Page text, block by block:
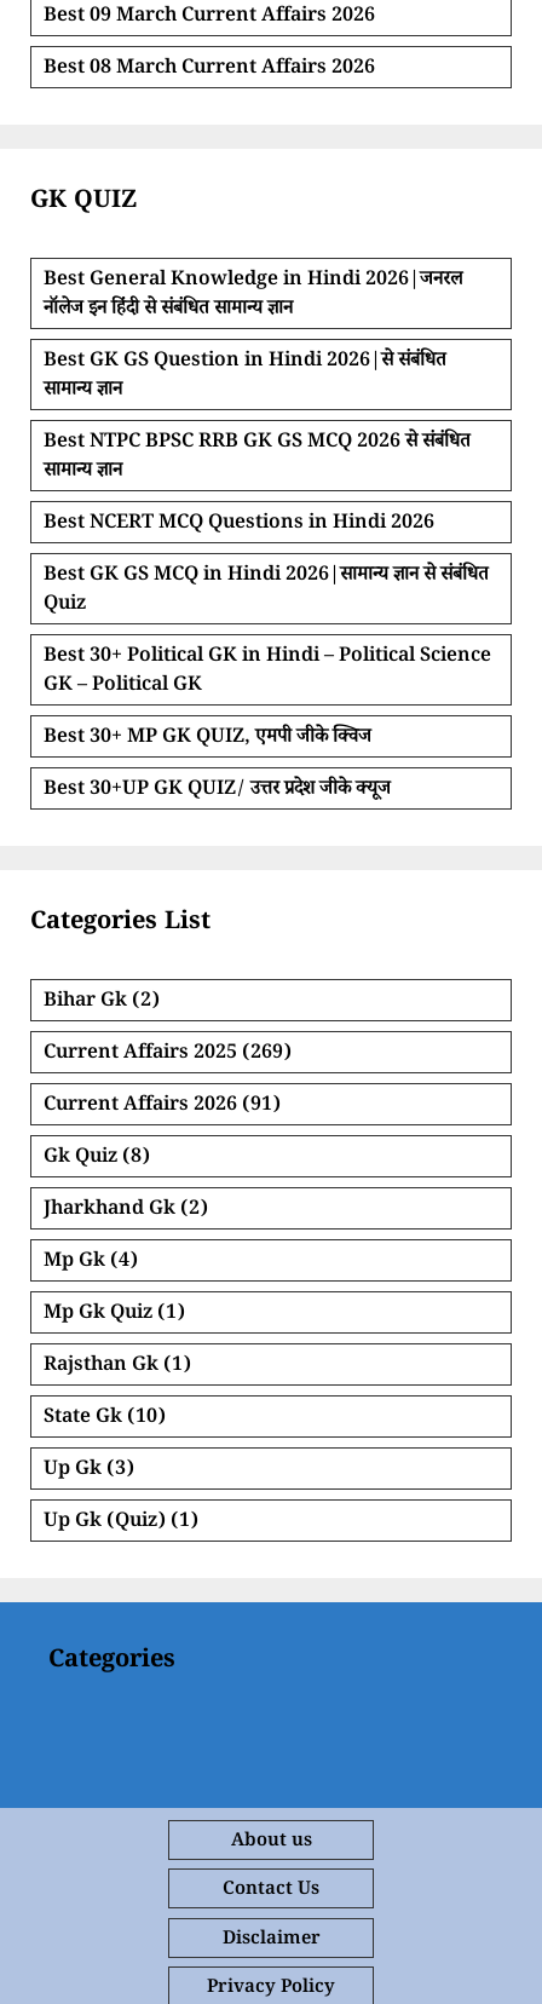
Best 09 March Current Affairs 2026
Best 08 March Current Affairs 2026
GK QUIZ
Best General Knowledge in Hindi 2026|जनरल
नॉलेज इन हिंदी से संबंधित सामान्य ज्ञान
Best GK GS Question in Hindi 2026|से संबंधित
सामान्य ज्ञान
Best NTPC BPSC RRB GK GS MCQ 2026 से संबंधित
सामान्य ज्ञान
Best NCERT MCQ Questions in Hindi 2026
Best GK GS MCQ in Hindi 2026|सामान्य ज्ञान से संबंधित
Quiz
Best 30+ Political GK in Hindi – Political Science
GK – Political GK
Best 30+ MP GK QUIZ, एमपी जीके क्विज
Best 30+UP GK QUIZ/ उत्तर प्रदेश जीके क्यूज
Categories List
Bihar Gk (2)
Current Affairs 2025 (269)
Current Affairs 2026 (91)
Gk Quiz (8)
Jharkhand Gk (2)
Mp Gk (4)
Mp Gk Quiz (1)
Rajsthan Gk (1)
State Gk (10)
Up Gk (3)
Up Gk (Quiz) (1)
Categories
About us
Contact Us
Disclaimer
Privacy Policy